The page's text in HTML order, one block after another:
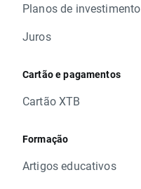
Planos de investimento
Juros
Cartão e pagamentos
Cartão XTB
Formação
Artigos educativos